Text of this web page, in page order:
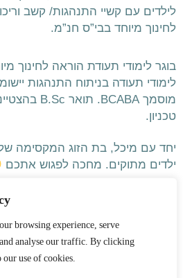
browsing experience, serve
analyse our traffic. By clicking
use of cookies.
לחינוך מיוחד בבי”ס חנ”מ.
טכניון.
יחד עם מיכל, בת הזוג המקס
ילדים מתוקים. מחכה לפגוש אתכם